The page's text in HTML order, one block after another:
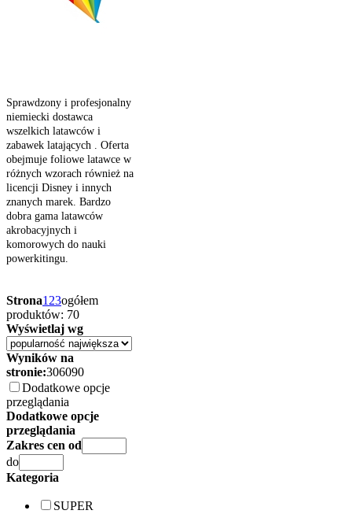
Sprawdzony i profesjonalny
niemiecki dostawca
wszelkich latawców i
zabawek latających . Oferta
obejmuje foliowe latawce w
różnych wzorach również na
licencji Disney i innych
znanych marek. Bardzo
dobra gama latawców
akrobacyjnych i
komorowych do nauki
powerkitingu.
Strona1 23ogółem
produktów: 70
Wyświetlaj wg
Wyników na
stronie:306090
Dodatkowe opcje
przeglądania
Dodatkowe opcje
przeglądania
Zakres cen od
do
Kategoria
SUPER